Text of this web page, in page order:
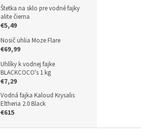
Štetka na sklo pre vodné fajky
alite čierna
€5,49
Nosič uhlia Moze Flare
€69,99
Uhlíky k vodnej fajke
BLACKCOCO's 1 kg
€7,29
Vodná fajka Kaloud Krysalis
Eltheria 2.0 Black
€615